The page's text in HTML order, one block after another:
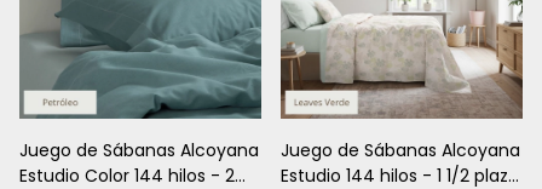
Juego de Sábanas Alcoyana
Estudio Color 144 hilos - 2
Juego de Sábanas Alcoyana
Estudio 144 hilos - 1 1/2 plaza